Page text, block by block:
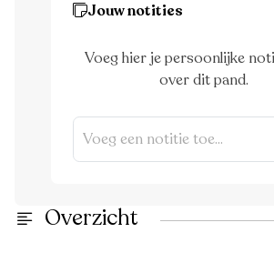
Jouw notities
Voeg hier je persoonlijke
over dit pand.
Overzicht